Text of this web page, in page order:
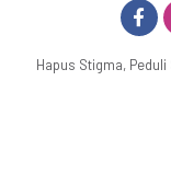
Hapus Stigma,